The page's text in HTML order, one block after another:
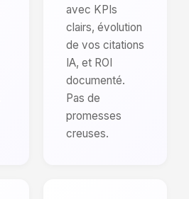
avec KPIs
clairs, évolution
de vos citations
IA, et ROI
documenté.
Pas de
promesses
creuses.